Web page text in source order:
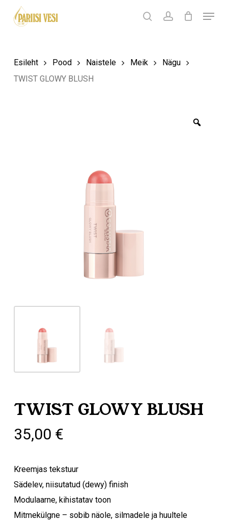
Products
search
searchaccount
Menu
Ostukorv
Esileht Pood Naistele Meik
Nägu
TWIST GLOWY BLUSH
TWIST GLOWY BLUSH
35,00 €
Kreemjas tekstuur
Sädelev, niisutatud (dewy) finish
Modulaarne, kihistatav toon
Mitmekülgne – sobib näole, silmadele ja huultele